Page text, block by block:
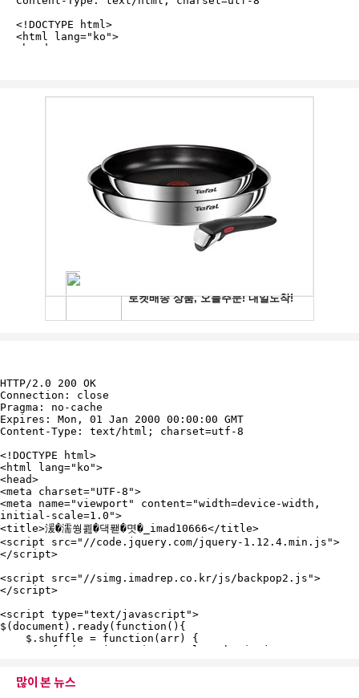
많이 본 뉴스